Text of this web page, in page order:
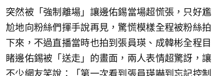
突然被「強制離場」讓邊佑錫當場超慌張，只好尷
尬地向粉絲們揮手說再見，驚慌模樣全程被粉絲拍
下來，不過直播當時也拍到張員瑛、成韓彬全程目
睹邊佑錫被「送走」的畫面，兩人表情超驚訝，讓
不少網友笑說：「第一次看到張員瑛嚇到忘記控制